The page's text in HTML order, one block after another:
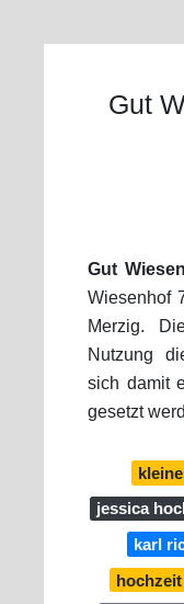
Gut
Gut
Wiesenhof
Merzig.
Nutzung
sich damit
gesetzt
jessica
karl